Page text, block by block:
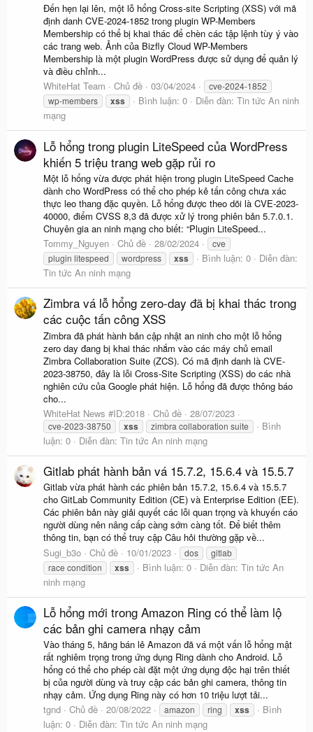
Đến hẹn lại lên, một lỗ hổng Cross-site Scripting (XSS) với mã
định danh CVE-2024-1852 trong plugin WP-Members
Membership có thể bị khai thác để chèn các tập lệnh tùy ý vào
các trang web. Ảnh của Bizfly Cloud WP-Members
Membership là một plugin WordPress được sử dụng để quản lý
và điều chỉnh...
WhiteHat Team
Chủ đề 03/04/2024
cve-2024-1852
wp-members
xss Bình luận: 0 Diễn đàn: Tin tức An ninh
mạng
Lỗ hổng trong plugin LiteSpeed của WordPress
khiến 5 triệu trang web gặp rủi ro
Một lỗ hổng vừa được phát hiện trong plugin LiteSpeed Cache
dành cho WordPress có thể cho phép kẻ tấn công chưa xác
thực leo thang đặc quyền. Lỗ hổng được theo dõi là CVE-2023-
40000, điểm CVSS 8,3 đã được xử lý trong phiên bản 5.7.0.1.
Chuyên gia an ninh mạng cho biết: “Plugin LiteSpeed...
Tommy_Nguyen
Chủ đề 28/02/2024
cve
plugin litespeed
wordpress xss Bình luận: 0
Diễn đàn:
Tin tức An ninh mạng
Zimbra vá lỗ hổng zero-day đã bị khai thác trong
các cuộc tấn công XSS
Zimbra đã phát hành bản cập nhật an ninh cho một lỗ hổng
zero day đang bị khai thác nhắm vào các máy chủ email
Zimbra Collaboration Suite (ZCS). Có mã định danh là CVE-
2023-38750, đây là lỗi Cross-Site Scripting (XSS) do các nhà
nghiên cứu của Google phát hiện. Lỗ hổng đã được thông báo
cho...
WhiteHat News #ID:2018
Chủ đề 28/07/2023
cve-2023-38750 xss zimbra collaboration suite
Bình
luận: 0
Diễn đàn: Tin tức An ninh mạng
Gitlab phát hành bản vá 15.7.2, 15.6.4 và 15.5.7
Gitlab vừa phát hành các phiên bản 15.7.2, 15.6.4 và 15.5.7
cho GitLab Community Edition (CE) và Enterprise Edition (EE).
Các phiên bản này giải quyết các lỗi quan trọng và khuyến cáo
người dùng nên nâng cấp càng sớm càng tốt. Để biết thêm
thông tin, bạn có thể truy cập Câu hỏi thường gặp về...
Sugi_b3o
Chủ đề 10/01/2023 dos
gitlab
race condition
xss Bình luận: 0 Diễn đàn: Tin tức An
ninh mạng
Lỗ hổng mới trong Amazon Ring có thể làm lộ
các bản ghi camera nhạy cảm
Vào tháng 5, hãng bán lẻ Amazon đã vá một vấn lỗ hổng mật
rất nghiêm trọng trong ứng dụng Ring dành cho Android. Lỗ
hổng có thể cho phép cài đặt một ứng dụng độc hại trên thiết
bị của người dùng và truy cập các bản ghi camera, thông tin
nhạy cảm. Ứng dụng Ring này có hơn 10 triệu lượt tải...
tgnd
Chủ đề 20/08/2022 amazon ring xss
Bình
luận: 0
Diễn đàn: Tin tức An ninh mạng